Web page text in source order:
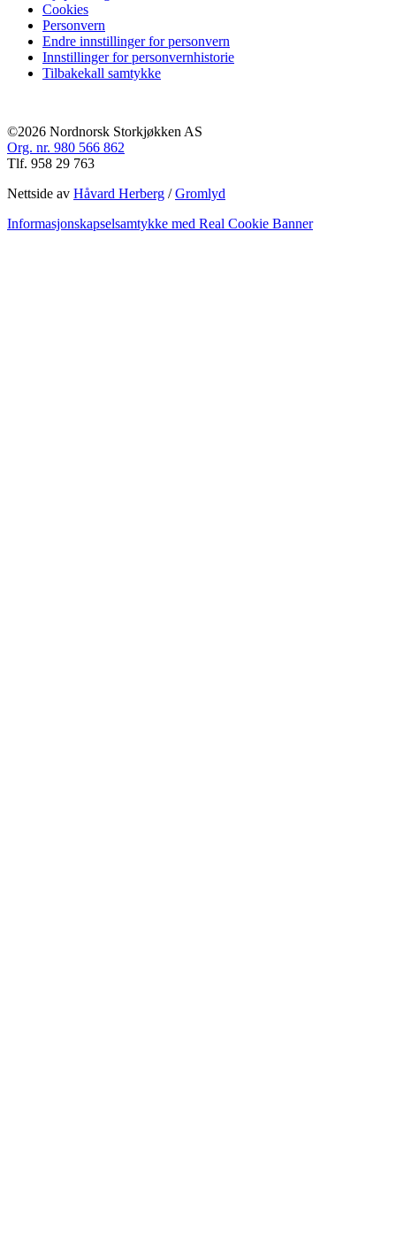
Cookies
Personvern
Endre innstillinger for personvern
Innstillinger for personvernhistorie
Tilbakekall samtykke
©2026 Nordnorsk Storkjøkken AS
Org. nr. 980 566 862
Tlf. 958 29 763
Nettside av Håvard Herberg /Gromlyd
Informasjonskapselsamtykke med Real Cookie Banner